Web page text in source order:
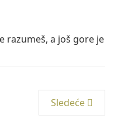
razumeš, a još gore je
Sledeće